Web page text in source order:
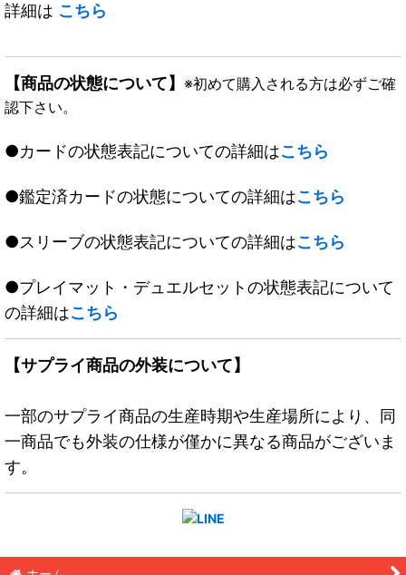
詳細は こちら
【商品の状態について】 ※初めて購入される方は必ずご確
認下さい。
●カードの状態表記についての詳細はこちら
●鑑定済カードの状態についての詳細はこちら
●スリーブの状態表記についての詳細はこちら
●プレイマット・デュエルセットの状態表記について
の詳細はこちら
【サプライ商品の外装について】
一部のサプライ商品の生産時期や生産場所により、同
一商品でも外装の仕様が僅かに異なる商品がございま
す。